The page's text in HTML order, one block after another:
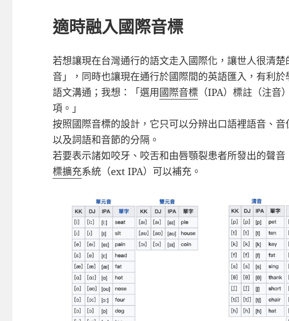
適時融入國際音標
若想讓現在台灣通行的語文走入國際化，讓世人很清
音」，同時也讓現在通行於國際間的英語匯入，有利
語文溝通；我想：「選用國際音標 （IPA）標註（注音
項。」
按照國際音標的設計，它只可以分辨出口語裡語音、音
以及詞語和音節的分隔。
若要表示諸如咬牙、咬舌和由唇顎裂患者所發出的聲音
標擴充系統（ext IPA）可以補充。